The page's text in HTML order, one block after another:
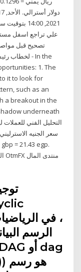
2021,
تصحيح قبل
1. The
it to look for
such as an
a breakout in the
underneath
الرسم